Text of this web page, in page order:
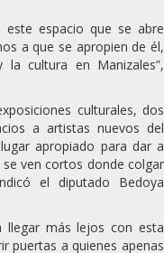
este espacio que se abre
a que se apropien de él,
cultura en Manizales”,
culturales, dos
a artistas nuevos del
apropiado para dar a
ven cortos donde colgar
el diputado Bedoya
llegar más lejos con esta
puertas a quienes apenas